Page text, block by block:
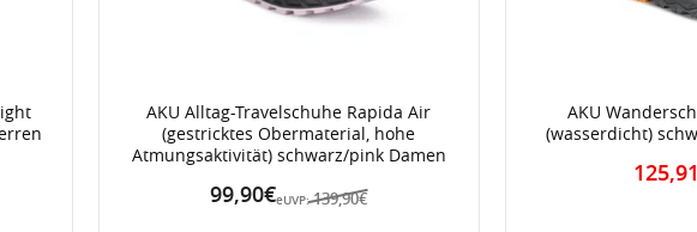
AKU Alltag-Travelschuhe Rapida Air
(gestricktes Obermaterial, hohe
Atmungsaktivität) schwarz/pink Damen
eUVP: 139,90€
99,90€
AKU
(wasserdicht)